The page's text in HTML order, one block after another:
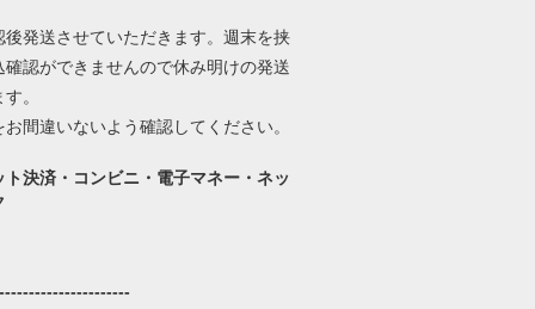
後発送させていただきます。週末を挟
確認ができませんので休み明けの発送
。
お間違いないよう確認してください。
ト決済・コンビニ・電子マネー・ネッ